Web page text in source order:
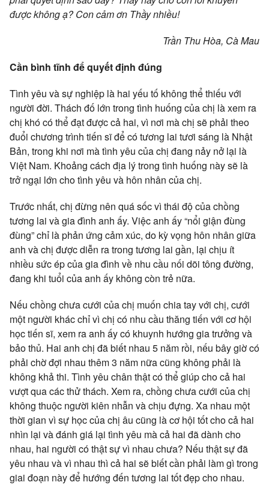
được không ạ? Con cảm ơn Thầy nhiều!
Trần Thu Hòa, Cà Mau
Cần bình tĩnh để quyết định đúng
Tình yêu và sự nghiệp là hai yếu tố không thể thiếu với
người đời. Thách đố lớn trong tình huống của chị là xem ra
chị khó có thể đạt được cả hai, vì nơi mà chị sẽ phải theo
đuổi chương trình tiến sĩ để có tương lai tươi sáng là Nhật
Bản, trong khi nơi mà tình yêu của chị đang nảy nở lại là
Việt Nam. Khoảng cách địa lý trong tình huống này sẽ là
trở ngại lớn cho tình yêu và hôn nhân của chị.
Trước nhất, chị đừng nên quá sốc vì thái độ của chồng
tương lai và gia đình anh ấy. Việc anh ấy “nổi giận đùng
đùng” chỉ là phản ứng cảm xúc, do kỳ vọng hôn nhân giữa
anh và chị được diễn ra trong tương lai gần, lại chịu ít
nhiều sức ép của gia đình về nhu cầu nối dõi tông đường,
đang khi tuổi của anh ấy không còn trẻ nữa.
Nếu chồng chưa cưới của chị muốn chia tay với chị, cưới
một người khác chỉ vì chị có nhu cầu thăng tiến với cơ hội
học tiến sĩ, xem ra anh ấy có khuynh hướng gia trưởng và
bảo thủ. Hai anh chị đã biết nhau 5 năm rồi, nếu bây giờ có
phải chờ đợi nhau thêm 3 năm nữa cũng không phải là
không khả thi. Tình yêu chân thật có thể giúp cho cả hai
vượt qua các thử thách. Xem ra, chồng chưa cưới của chị
không thuộc người kiên nhẫn và chịu đựng. Xa nhau một
thời gian vì sự học của chị âu cũng là cơ hội tốt cho cả hai
nhìn lại và đánh giá lại tình yêu mà cả hai đã dành cho
nhau, hai người có thật sự vì nhau chưa? Nếu thật sự đã
yêu nhau và vì nhau thì cả hai sẽ biết cần phải làm gì trong
giai đoạn này để hướng đến tương lai tốt đẹp cho nhau.